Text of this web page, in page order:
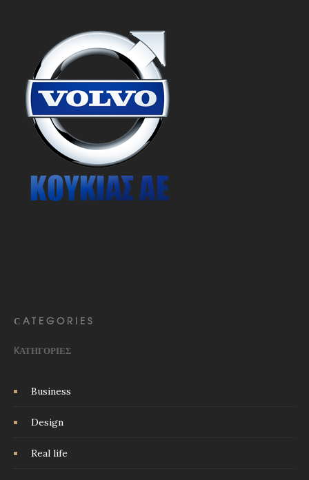
СATEGORIES
KΑΤΗΓΟΡΊΕΣ
Business
Design
Real life